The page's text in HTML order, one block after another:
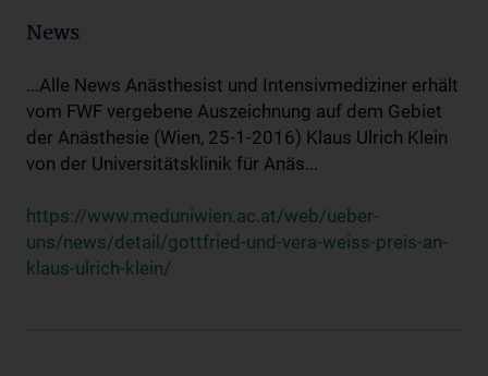
News
...Alle News Anästhesist und Intensivmediziner erhält
vom FWF vergebene Auszeichnung auf dem Gebiet
der Anästhesie (Wien, 25-1-2016) Klaus Ulrich Klein
von der Universitätsklinik für Anäs...
https://www.meduniwien.ac.at/web/ueber-
uns/news/detail/gottfried-und-vera-weiss-preis-an-
klaus-ulrich-klein/